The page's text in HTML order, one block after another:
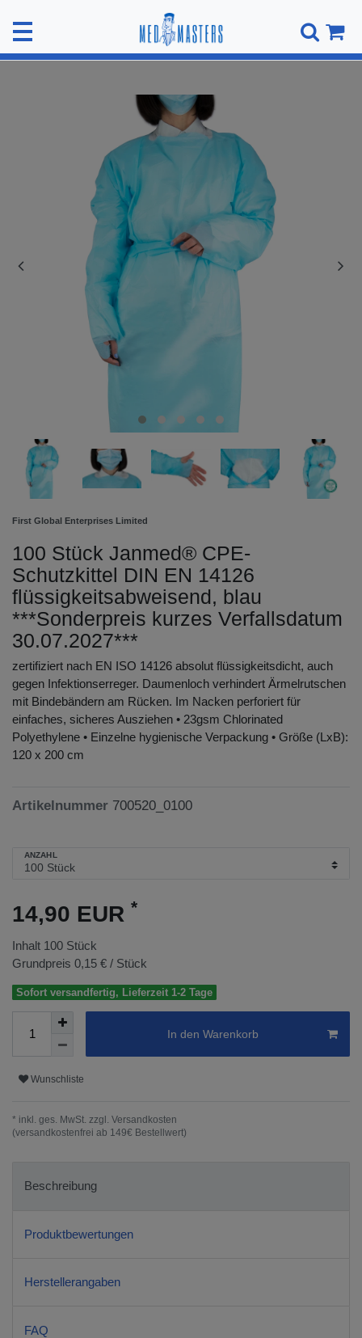
First Global Enterprises Limited
100 Stück Janmed® CPE-
Schutzkittel DIN EN 14126
flüssigkeitsabweisend, blau
***Sonderpreis kurzes Verfallsdatum
30.07.2027***
zertifiziert nach EN ISO 14126 absolut flüssigkeitsdicht, auch
gegen Infektionserreger. Daumenloch verhindert Ärmelrutschen
mit Bindebändern am Rücken. Im Nacken perforiert für
einfaches, sicheres Ausziehen • 23gsm Chlorinated
Polyethylene • Einzelne hygienische Verpackung • Größe (LxB):
120 x 200 cm
Artikelnummer 700520_0100
ANZAHL
14,90 EUR *
Inhalt 100 Stück
Grundpreis 0,15 € / Stück
Sofort versandfertig, Lieferzeit 1-2 Tage
In den Warenkorb
Wunschliste
* inkl. ges. MwSt. zzgl. Versandkosten
(versandkostenfrei ab 149€ Bestellwert)
Beschreibung
Produktbewertungen
Herstellerangaben
FAQ